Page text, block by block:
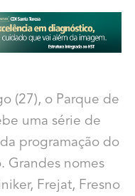
(27), o Parque de
uma série de
programação do
Grandes nomes
Frejat, Fresno